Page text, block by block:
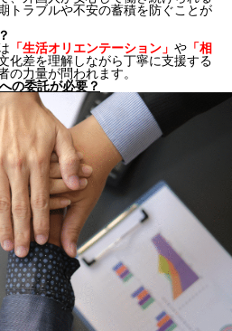
トラブルや不安の蓄積を防ぐことが
「生活オリエンテーション」 や 「相
化差を理解しながら丁寧に支援する
の力量が問われます。
の委託が必要？